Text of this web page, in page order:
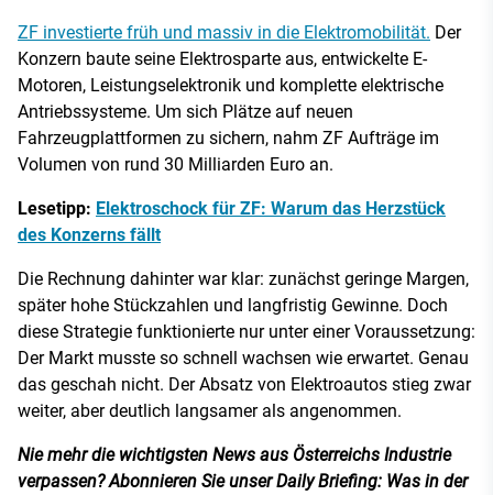
ZF investierte früh und massiv in die Elektromobilität. Der
Konzern baute seine Elektrosparte aus, entwickelte E-
Motoren, Leistungselektronik und komplette elektrische
Antriebssysteme. Um sich Plätze auf neuen
Fahrzeugplattformen zu sichern, nahm ZF Aufträge im
Volumen von rund 30 Milliarden Euro an.
Lesetipp: Elektroschock für ZF: Warum das Herzstück
des Konzerns fällt
Die Rechnung dahinter war klar: zunächst geringe Margen,
später hohe Stückzahlen und langfristig Gewinne. Doch
diese Strategie funktionierte nur unter einer Voraussetzung:
Der Markt musste so schnell wachsen wie erwartet. Genau
das geschah nicht. Der Absatz von Elektroautos stieg zwar
weiter, aber deutlich langsamer als angenommen.
Nie mehr die wichtigsten News aus Österreichs Industrie
verpassen? Abonnieren Sie unser Daily Briefing: Was in der